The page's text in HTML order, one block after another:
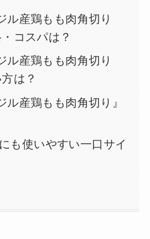
ル産鶏もも肉角切り
コスパは？
ル産鶏もも肉角切り
は？
ル産鶏もも肉角切り』
も使いやすい一口サイ